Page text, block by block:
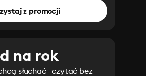
z promocji
na rok
słuchać i czytać bez